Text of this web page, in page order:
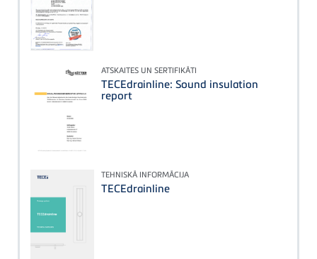
ATSKAITES UN SERTIFIKĀTI
TECEdrainline: Sound insulation
report
TEHNISKĀ INFORMĀCIJA
TECEdrainline